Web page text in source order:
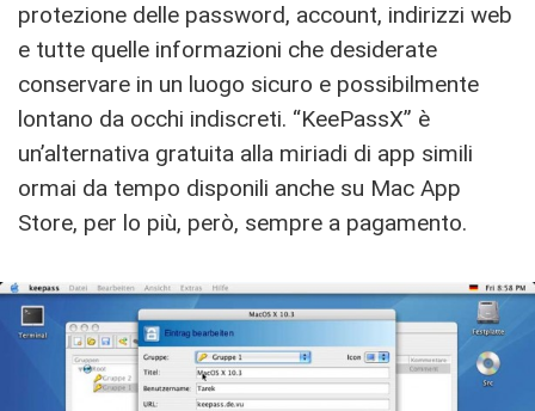
protezione delle password, account, indirizzi web
e tutte quelle informazioni che desiderate
conservare in un luogo sicuro e possibilmente
lontano da occhi indiscreti. “KeePassX” è
un’alternativa gratuita alla miriadi di app simili
ormai da tempo disponili anche su Mac App
Store, per lo più, però, sempre a pagamento.